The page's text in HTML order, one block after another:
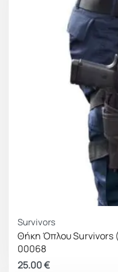
Survivors
Θήκη Όπλου Survivors
00068
25.00€